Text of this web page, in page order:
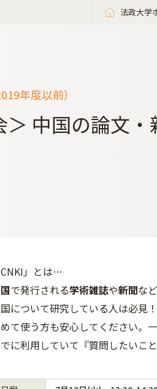
法政大学
年度以前）
＞ 中国の論文
CNKI」とは…
で発行される学術雑誌や新聞な
について研究している人は必見！
て使う方も安心してください。
に利用していて『質問したいこ